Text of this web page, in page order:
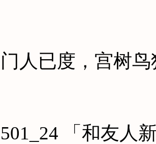
已度，宫树鸟
「和友人新